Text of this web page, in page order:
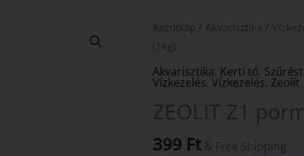
Kezdőlap / Akvarisztika /
(1kg)
Akvarisztika Kerti tó
Vízkezelés ,Vízkezelés Zeolit
ZEOLIT Z1
399 Ft & Free Shipping
ZEOLIT
Z1
pormentes
(4-
8mm)
(1kg)
mennyiség